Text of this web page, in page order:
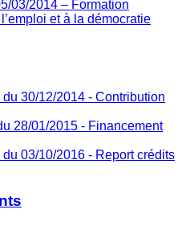
03/2014 – Formation
et à la démocratie
30/12/2014 - Contribution
28/01/2015 - Financement
03/10/2016 - Report crédits